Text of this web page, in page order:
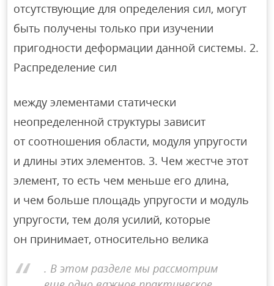
отсутствующие для определения сил, могут
быть получены только при изучении
пригодности деформации данной системы. 2.
Распределение сил
между элементами статически
неопределенной структуры зависит
от соотношения области, модуля упругости
и длины этих элементов. 3. Чем жестче этот
элемент, то есть чем меньше его длина,
и чем больше площадь упругости и модуль
упругости, тем доля усилий, которые
он принимает, относительно велика
. В этом разделе мы рассмотрим